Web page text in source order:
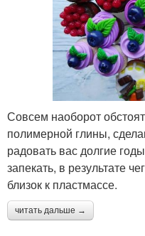
Совсем наоборот
полимерной глины,
радовать вас долгие
запекать, в результате
близок к пластмассе.
читать дальше →